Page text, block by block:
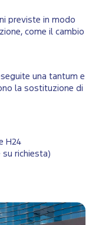
previste in modo
come il cambio
una tantum e
la sostituzione di
H24
richiesta)